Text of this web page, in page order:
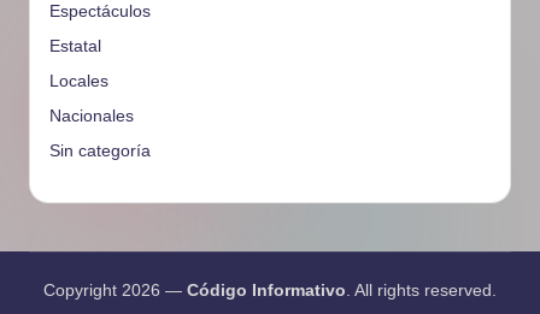
Espectáculos
Estatal
Locales
Nacionales
Sin categoría
Copyright 2026 — Código Informativo . All rights reserved.